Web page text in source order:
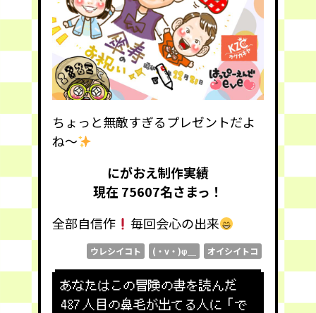
ちょっと無敵すぎるプレゼントだよ
ね〜
にがおえ制作実績
現在 75607名さまっ！
全部自信作
毎回会心の出来
ウレシイコト (・v・)φ＿ オイシイトコ
あなたはこの冒険の書を読んだ
487 人目の鼻毛が出てる人に「で